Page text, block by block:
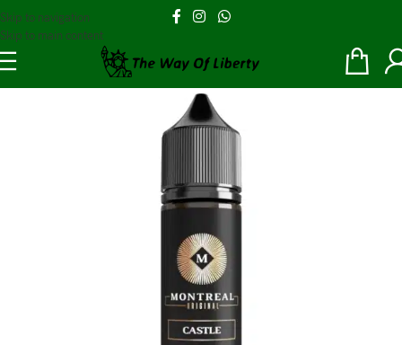
Skip to navigation
Skip to main content